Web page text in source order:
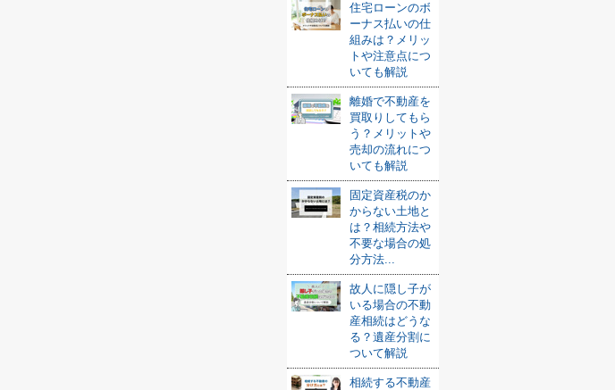
住宅ローンのボ
ーナス払いの仕
組みは？メリッ
トや注意点につ
いても解説
離婚で不動産を
買取りしてもら
う？メリットや
売却の流れにつ
いても解説
固定資産税のか
からない土地と
は？相続方法や
不要な場合の処
分方法...
故人に隠し子が
いる場合の不動
産相続はどうな
る？遺産分割に
ついて解説
相続する不動産